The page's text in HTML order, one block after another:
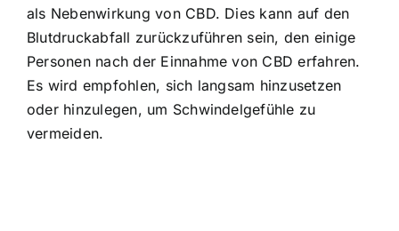
als Nebenwirkung von CBD. Dies kann auf den
Blutdruckabfall zurückzuführen sein, den einige
Personen nach der Einnahme von CBD erfahren.
Es wird empfohlen, sich langsam hinzusetzen
oder hinzulegen, um Schwindelgefühle zu
vermeiden.